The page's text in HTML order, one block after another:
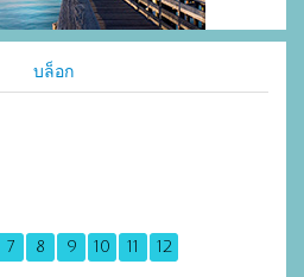
บล็อก
7 8 9 10 11 12